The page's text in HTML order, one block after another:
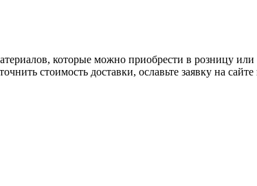
которые можно приобрести в розницу или
стоимость доставки, ославьте заявку на